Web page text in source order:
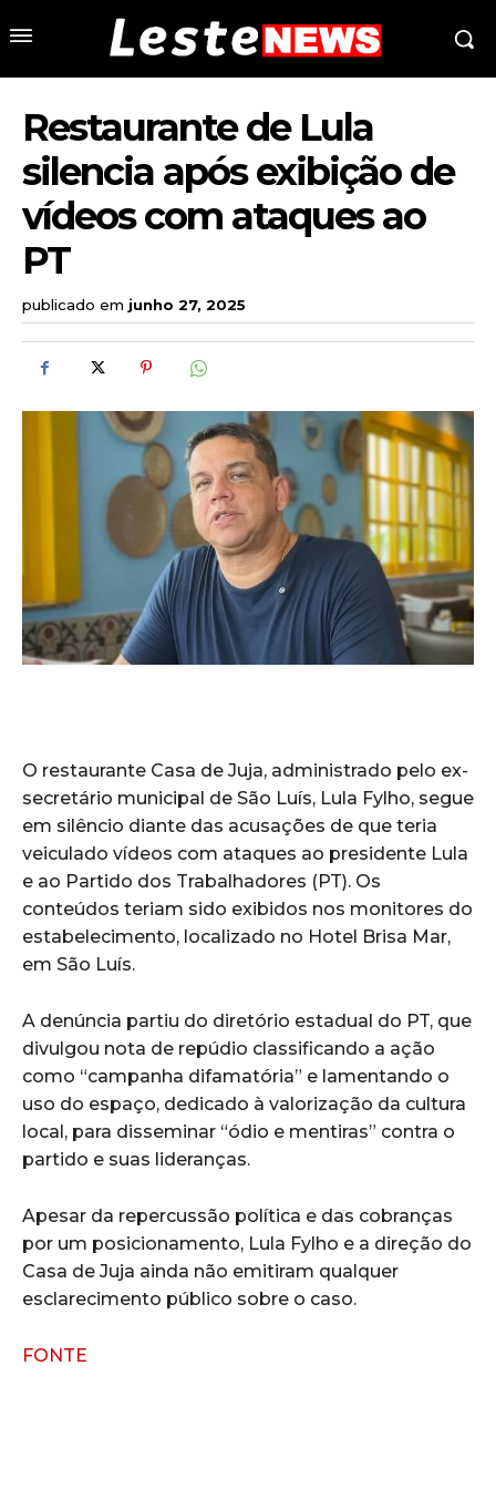
Restaurante de Lula
silencia após exibição de
vídeos com ataques ao
PT
publicado em junho 27, 2025
O restaurante Casa de Juja, administrado pelo ex-
secretário municipal de São Luís, Lula Fylho, segue
em silêncio diante das acusações de que teria
veiculado vídeos com ataques ao presidente Lula
e ao Partido dos Trabalhadores (PT). Os
conteúdos teriam sido exibidos nos monitores do
estabelecimento, localizado no Hotel Brisa Mar,
em São Luís.
A denúncia partiu do diretório estadual do PT, que
divulgou nota de repúdio classificando a ação
como “campanha difamatória” e lamentando o
uso do espaço, dedicado à valorização da cultura
local, para disseminar “ódio e mentiras” contra o
partido e suas lideranças.
Apesar da repercussão política e das cobranças
por um posicionamento, Lula Fylho e a direção do
Casa de Juja ainda não emitiram qualquer
esclarecimento público sobre o caso.
FONTE